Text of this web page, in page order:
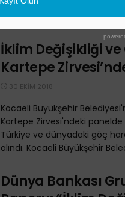
doğrudan bağlantılı
gerçekleştirdi. Uzun
İklim Değişikliği ve
Kartepe
30 EKIM 2018
Kocaeli Büyükşehir
Kartepe Zirvesi'ndeki
Türkiye ve dünyadaki göç
alındı. Kocaeli Büyükşehir
Dünya Bankası